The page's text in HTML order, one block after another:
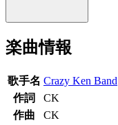
楽曲情報
歌手名 Crazy Ken Band
作詞
CK
作曲
CK